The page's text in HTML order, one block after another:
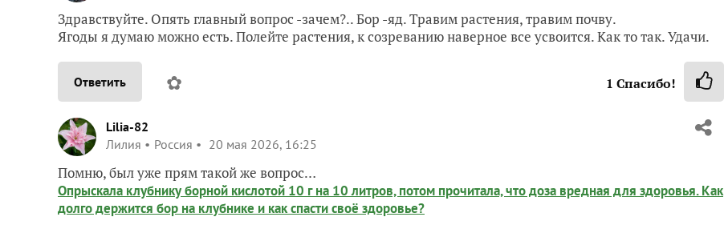
Здравствуйте. Опять главный вопрос -зачем?.. Бор -яд. Травим растения, травим почву.
Ягоды я думаю можно есть. Полейте растения, к созреванию наверное все усвоится. Как то так. Удачи.
Ответить ✿ 1 Спасибо!
Lilia-82
Лилия
Россия 20 мая 2026, 16:25
Помню, был уже прям такой же вопрос…
Опрыскала клубнику борной кислотой 10 г на 10 литров, потом прочитала, что доза вредная для здоровья. Как
долго держится бор на клубнике и как спасти своё здоровье?